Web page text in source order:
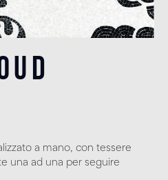
a mano, con tessere
una ad una per seguire